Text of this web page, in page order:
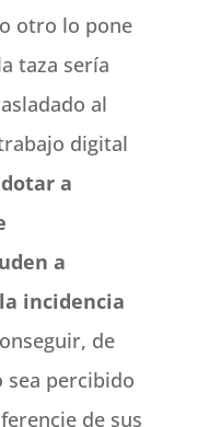
otro lo pone
taza sería
al
digital
a
a
incidencia
de
sea percibido
de sus